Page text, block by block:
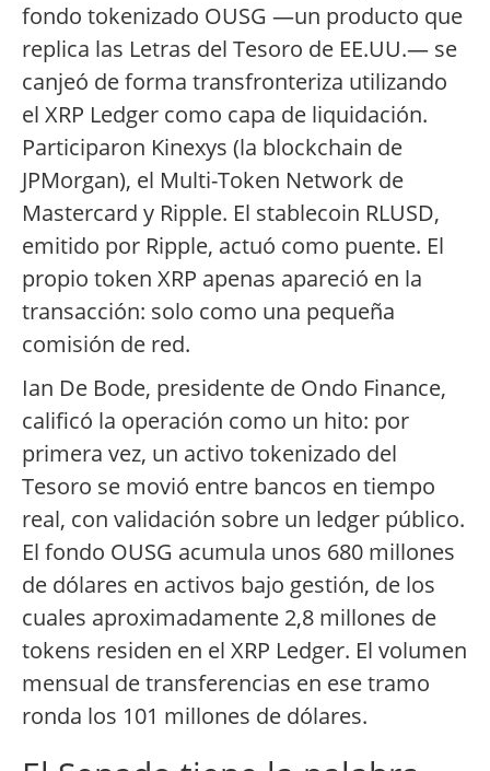
fondo tokenizado OUSG —un producto que
replica las Letras del Tesoro de EE.UU.— se
canjeó de forma transfronteriza utilizando
el XRP Ledger como capa de liquidación.
Participaron Kinexys (la blockchain de
JPMorgan), el Multi-Token Network de
Mastercard y Ripple. El stablecoin RLUSD,
emitido por Ripple, actuó como puente. El
propio token XRP apenas apareció en la
transacción: solo como una pequeña
comisión de red.
Ian De Bode, presidente de Ondo Finance,
calificó la operación como un hito: por
primera vez, un activo tokenizado del
Tesoro se movió entre bancos en tiempo
real, con validación sobre un ledger público.
El fondo OUSG acumula unos 680 millones
de dólares en activos bajo gestión, de los
cuales aproximadamente 2,8 millones de
tokens residen en el XRP Ledger. El volumen
mensual de transferencias en ese tramo
ronda los 101 millones de dólares.